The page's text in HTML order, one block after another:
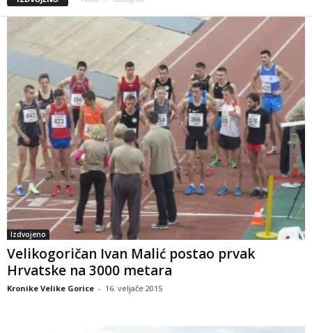
Izdvojeno
Velikogoričan Ivan Malić postao prvak
Hrvatske na 3000 metara
Kronike Velike Gorice - 16. veljače 2015